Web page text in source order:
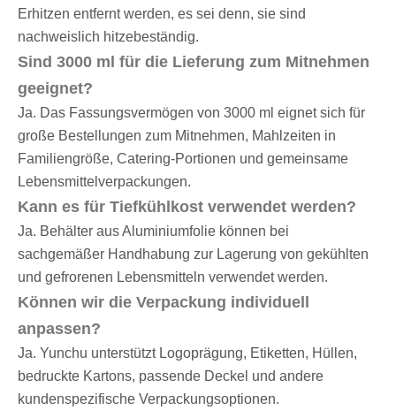
Erhitzen entfernt werden, es sei denn, sie sind
nachweislich hitzebeständig.
Sind 3000 ml für die Lieferung zum Mitnehmen
geeignet?
Ja. Das Fassungsvermögen von 3000 ml eignet sich für
große Bestellungen zum Mitnehmen, Mahlzeiten in
Familiengröße, Catering-Portionen und gemeinsame
Lebensmittelverpackungen.
Kann es für Tiefkühlkost verwendet werden?
Ja. Behälter aus Aluminiumfolie können bei
sachgemäßer Handhabung zur Lagerung von gekühlten
und gefrorenen Lebensmitteln verwendet werden.
Können wir die Verpackung individuell
anpassen?
Ja. Yunchu unterstützt Logoprägung, Etiketten, Hüllen,
bedruckte Kartons, passende Deckel und andere
kundenspezifische Verpackungsoptionen.